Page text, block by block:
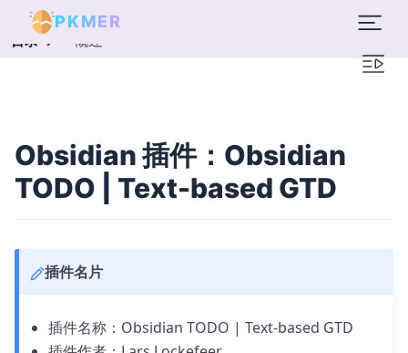
PKMER
目录 概述
Obsidian 插件：Obsidian
TODO | Text-based GTD
插件名片
插件名称：Obsidian TODO | Text-based GTD